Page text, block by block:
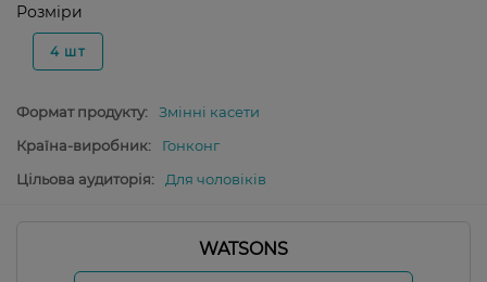
Розміри
4 шт
Формат продукту:
Змінні касети
Країна-виробник:
Гонконг
Цільова аудиторія:
Для чоловіків
WATSONS